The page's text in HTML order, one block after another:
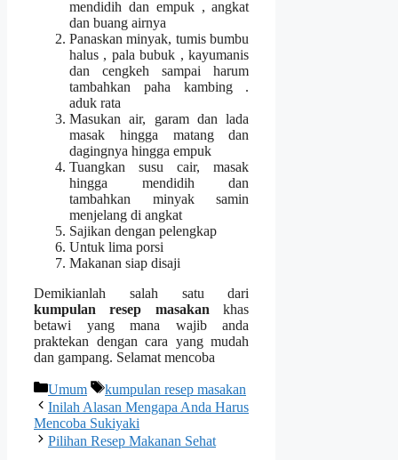
mendidih dan empuk , angkat
dan buang airnya
Panaskan minyak, tumis bumbu
halus , pala bubuk , kayumanis
dan cengkeh sampai harum
tambahkan paha kambing .
aduk rata
Masukan air, garam dan lada
masak hingga matang dan
dagingnya hingga empuk
Tuangkan susu cair, masak
hingga mendidih dan
tambahkan minyak samin
menjelang di angkat
Sajikan dengan pelengkap
Untuk lima porsi
Makanan siap disaji
Demikianlah salah satu dari
kumpulan resep masakan khas
betawi yang mana wajib anda
praktekan dengan cara yang mudah
dan gampang. Selamat mencoba
Categories
Umum Tags
kumpulan resep masakan
Inilah Alasan Mengapa Anda Harus
Mencoba Sukiyaki
Pilihan Resep Makanan Sehat